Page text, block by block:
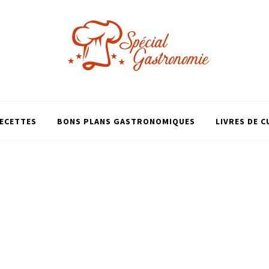
BONS PLANS GASTRONOMIQUES LIVRES DE